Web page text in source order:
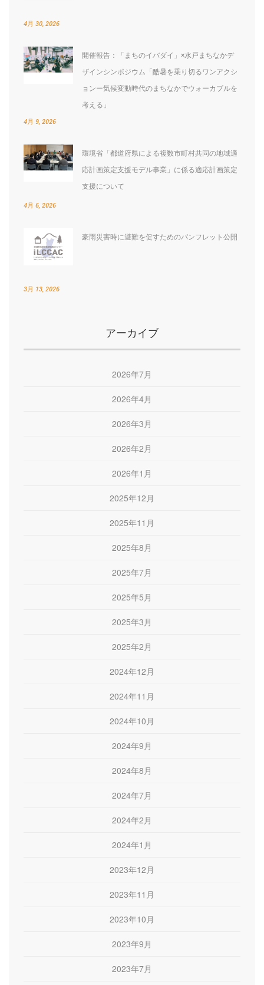
4月 30, 2026
開催報告：「まちのイバダイ」×水戸まちなかデ
ザインシンポジウム「酷暑を乗り切るワンアクシ
ョンー気候変動時代のまちなかでウォーカブルを
考える」
4月 9, 2026
環境省「都道府県による複数市町村共同の地域適
応計画策定支援モデル事業」に係る適応計画策定
支援について
4月 6, 2026
豪雨災害時に避難を促すためのパンフレット公開
3月 13, 2026
アーカイブ
2026年7月
2026年4月
2026年3月
2026年2月
2026年1月
2025年12月
2025年11月
2025年8月
2025年7月
2025年5月
2025年3月
2025年2月
2024年12月
2024年11月
2024年10月
2024年9月
2024年8月
2024年7月
2024年2月
2024年1月
2023年12月
2023年11月
2023年10月
2023年9月
2023年7月